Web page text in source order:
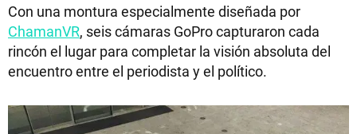
Con una montura especialmente diseñada por
ChamanVR, seis cámaras GoPro capturaron cada
rincón el lugar para completar la visión absoluta del
encuentro entre el periodista y el político.